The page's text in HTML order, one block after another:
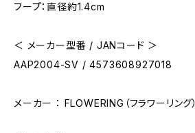
フープ：直径約1.4cm
＜ メーカー型番 / JANコード ＞
AAP2004-SV / 4573608927018
メーカー ： FLOWERING（フラワーリング）